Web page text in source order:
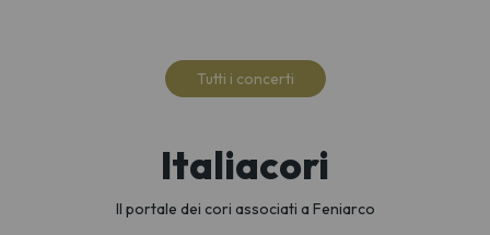
Tutti i concerti
Italiacori
Il portale dei cori associati a Feniarco